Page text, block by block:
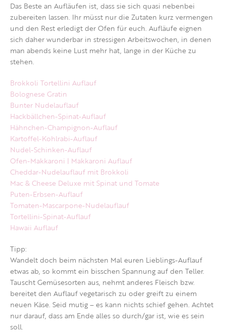
Das Beste an Aufläufen ist, dass sie sich quasi nebenbei
zubereiten lassen. Ihr müsst nur die Zutaten kurz vermengen
und den Rest erledigt der Ofen für euch. Aufläufe eignen
sich daher wunderbar in stressigen Arbeitswochen, in denen
man abends keine Lust mehr hat, lange in der Küche zu
stehen.
Brokkoli Tortellini Auflauf
Bolognese Gratin
Bunter Nudelauflauf
Hackbällchen-Spinat-Auflauf
Hähnchen-Champignon-Auflauf
Kartoffel-Kohlrabi-Auflauf
Nudel-Schinken-Auflauf
Ofen-Makkaroni | Makkaroni Auflauf
Cheddar-Nudelauflauf mit Brokkoli
Mac & Cheese Deluxe mit Spinat und Tomate
Puten-Erbsen-Auflauf
Tomaten-Mascarpone-Nudelauflauf
Tortellini-Spinat-Auflauf
Hawaii Auflauf
Tipp:
Wandelt doch beim nächsten Mal euren Lieblings-Auflauf
etwas ab, so kommt ein bisschen Spannung auf den Teller.
Tauscht Gemüsesorten aus, nehmt anderes Fleisch bzw.
bereitet den Auflauf vegetarisch zu oder greift zu einem
neuen Käse. Seid mutig – es kann nichts schief gehen. Achtet
nur darauf, dass am Ende alles so durch/gar ist, wie es sein
soll.